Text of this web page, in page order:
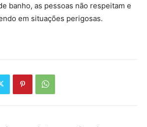
banho, as pessoas não respeitam e
em situações perigosas.